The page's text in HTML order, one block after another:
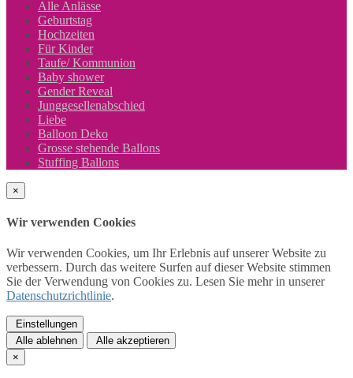
Alle Anlässe
Geburtstag
Hochzeiten
Für Kinder
Taufe/ Kommunion
Baby shower
Gender Reveal
Junggesellenabschied
Liebe
Balloon Deko
Grosse stehende Ballons
Stuffing Ballons
×
Wir verwenden Cookies
Wir verwenden Cookies, um Ihr Erlebnis auf unserer Website zu
verbessern. Durch das weitere Surfen auf dieser Website stimmen
Sie der Verwendung von Cookies zu. Lesen Sie mehr in unserer
Datenschutzrichtlinie.
Einstellungen
Alle ablehnen
Alle akzeptieren
×